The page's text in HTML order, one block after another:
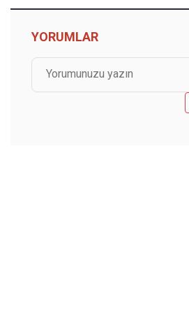
YORUMLAR